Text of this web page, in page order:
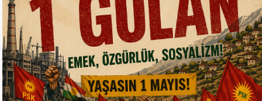
Tüzüğü
YÖNETIM
Başkan
Başkan
Yardımcıları